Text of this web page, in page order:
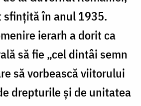
sfinţită în anul 1935.
ierarh a dorit ca
să fie „cel dintâi semn
să vorbească viitorului
drepturile şi de unitatea